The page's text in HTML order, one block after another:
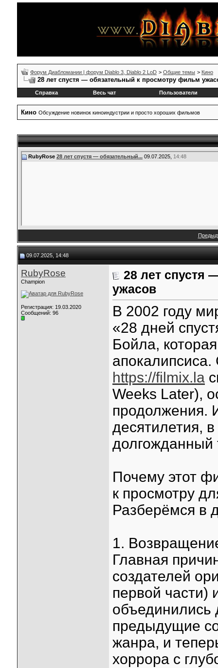
Форум Диабломании | форум Diablo 3, Diablo 2 LoD > Общие темы > Кино
28 лет спустя — обязательный к просмотру фильм
Справка Весь чат Пользователи
Кино Обсуждение новинок киноиндустрии и просто хороших фильмов
RubyRose 28 лет спустя — обязательный... 09.07.2025, 14:48
09.07.2025, 14:48
RubyRose
Champion
Регистрация: 19.03.2020
Сообщений: 96
28 лет спустя
ужасов
В 2002 году
«28 дней
Бойла,
апокалипсиса.
https://filmix.la
Weeks Later),
продолжения.
десятилетия,
долгожданный
Почему этот
к просмотру
Разберёмся в
1.
Главная
создателей
первой части)
объединились
предыдущие
жанра, и
хоррора с